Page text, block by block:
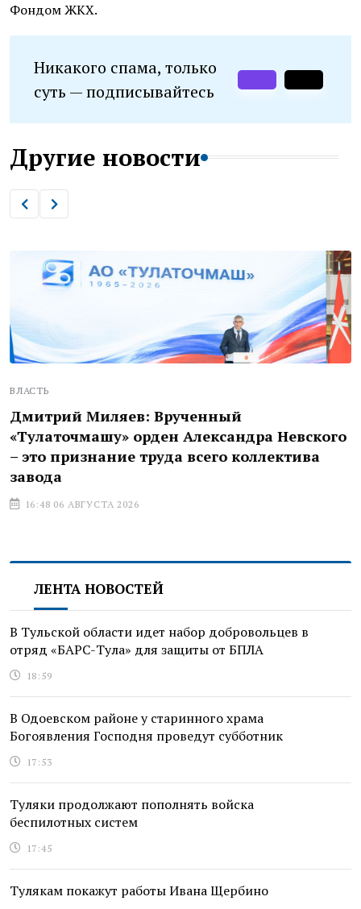
Фондом ЖКХ.
Никакого спама, только
суть — подписывайтесь
Другие новости
ВЛАСТЬ
Дмитрий Миляев: Врученный
«Тулаточмашу» орден Александра Невского
– это признание труда всего коллектива
завода
16:48 06 АВГУСТА 2026
ЛЕНТА НОВОСТЕЙ
В Тульской области идет набор добровольцев в
отряд «БАРС-Тула» для защиты от БПЛА
18:59
В Одоевском районе у старинного храма
Богоявления Господня проведут субботник
17:53
Туляки продолжают пополнять войска
беспилотных систем
17:45
Тулякам покажут работы Ивана Щербино